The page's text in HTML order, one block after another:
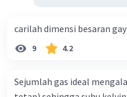
carilah dimensi besaran
9 4.2
Sejumlah gas ideal